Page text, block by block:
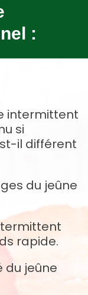
:
intermittent
si
il différent
du jeûne
rapide.
du jeûne